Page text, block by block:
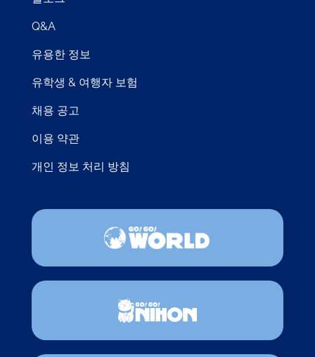
Q&A
유용한 정보
유학생 & 여행자 보험
채용 공고
이용 약관
개인 정보 처리 방침